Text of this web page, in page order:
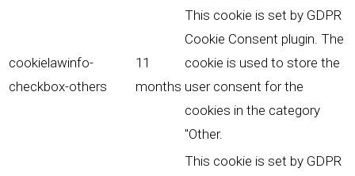
cookielawinfo-
checkbox-others
11
months
This cookie is set by GDPR
Cookie Consent plugin. The
cookie is used to store the
user consent for the
cookies in the category
"Other.
This cookie is set by GDPR